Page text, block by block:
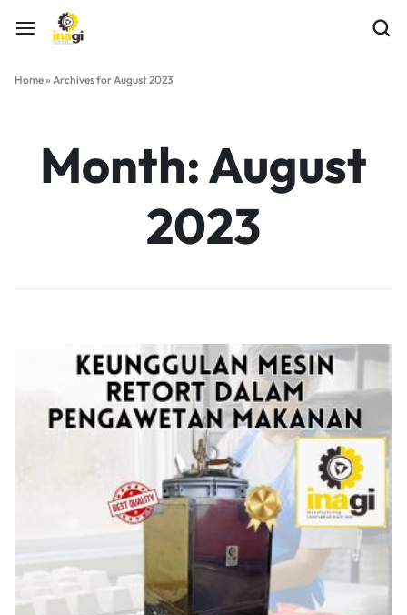
Home» Archives for August 2023
Month:August
2023